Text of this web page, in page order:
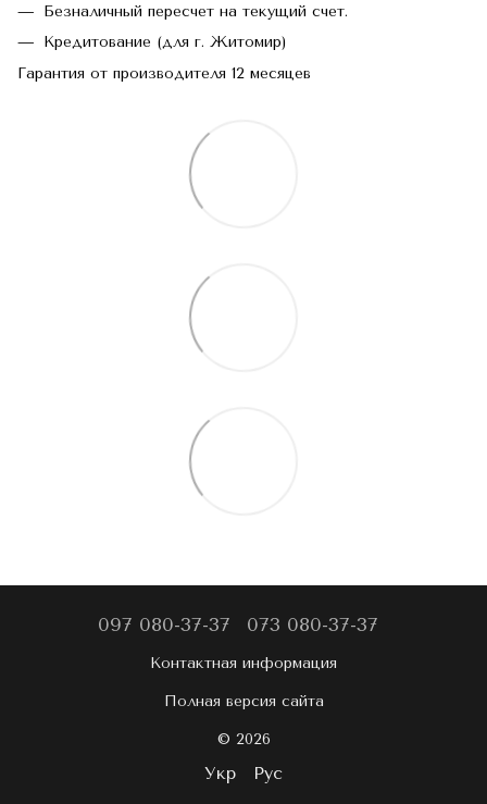
Безналичный пересчет на текущий счет.
Кредитование (для г. Житомир)
Гарантия от производителя 12 месяцев
097 080-37-37 073 080-37-37
Контактная информация
Полная версия сайта
© 2026
Укр Рус